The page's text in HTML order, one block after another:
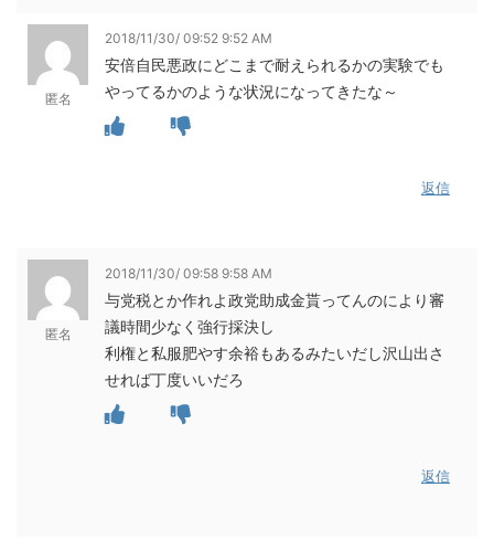
匿名
2018/11/30/ 09:52 9:52 AM
安倍自民悪政にどこまで耐えられるかの実験でも
やってるかのような状況になってきたな～
返信
匿名
2018/11/30/ 09:58 9:58 AM
与党税とか作れよ政党助成金貰ってんのにより審
議時間少なく強行採決し
利権と私服肥やす余裕もあるみたいだし沢山出さ
せれば丁度いいだろ
返信